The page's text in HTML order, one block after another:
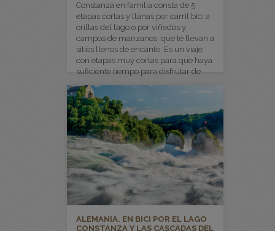
Constanza en familia consta de 5
etapas cortas y llanas por carril bici a
orillas del lago o por viñedos y
campos de manzanos que te llevan a
sitios llenos de encanto. Es un viaje
con etapas muy cortas para que haya
suficiente tiempo para disfrutar de
ALEMANIA. EN BICI POR EL LAGO
CONSTANZA Y LAS CASCADAS DEL